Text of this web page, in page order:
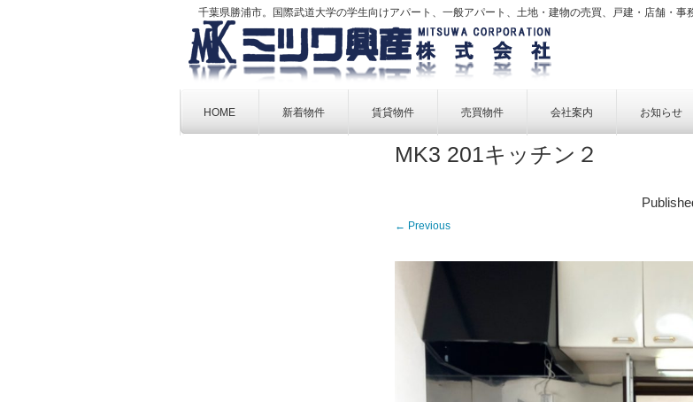
千葉県勝浦市。国際武道大学の学生向けアパート、一般アパート、土地・建物の売買、戸建・店舗・事
contentHOME 新着物件 賃貸物件
賃貸物件一覧
売買物件
売買物件一覧
会社案内
事業内容
お問い合せ
お知らせ
MK3 201キッチン２
← Previous